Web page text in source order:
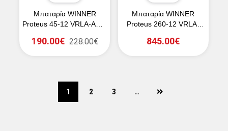
Μπαταρία WINNER
Proteus 45-12 VRLA-AGM
190.00€ 228.00€
Μπαταρία WINNER
Proteus 260-12 VRLA-
845.00€
1 2 3 …